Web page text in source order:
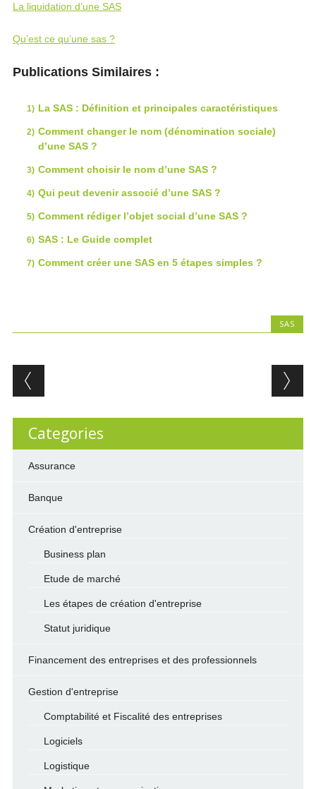
La liquidation d’une SAS
Qu’est ce qu’une sas ?
Publications Similaires :
La SAS : Définition et principales caractéristiques
Comment changer le nom (dénomination sociale)
d’une SAS ?
Comment choisir le nom d’une SAS ?
Qui peut devenir associé d’une SAS ?
Comment rédiger l’objet social d’une SAS ?
SAS : Le Guide complet
Comment créer une SAS en 5 étapes simples ?
SAS
Post navigation
Categories
Assurance
Banque
Création d'entreprise
Business plan
Etude de marché
Les étapes de création d'entreprise
Statut juridique
Financement des entreprises et des professionnels
Gestion d'entreprise
Comptabilité et Fiscalité des entreprises
Logiciels
Logistique